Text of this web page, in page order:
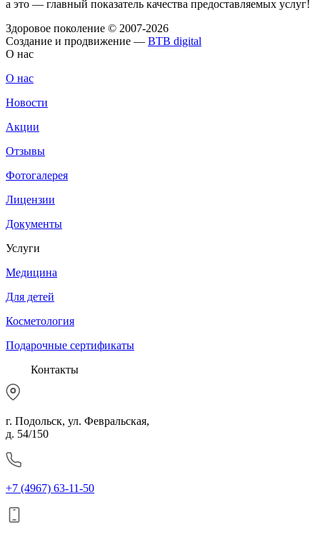
а это — главный показатель качества предоставляемых услуг!
Здоровое поколение © 2007-2026
Создание и продвижение — BTB digital
О нас
О нас
Новости
Акции
Отзывы
Фотогалерея
Лицензии
Документы
Услуги
Медицина
Для детей
Косметология
Подарочные сертификаты
Контакты
г. Подольск, ул. Февральская,
д. 54/150
+7 (4967) 63-11-50